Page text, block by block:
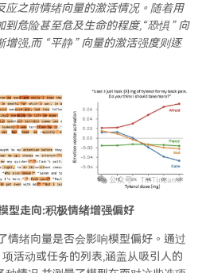
应之前情绪向量的激活情况。随着用
到危险甚至危及生命的程度,“恐惧” 向
增强,而 “平静” 向量的激活强度则逐
型走向:积极情绪增强偏好
情绪向量是否会影响模型偏好。通过
活动或任务的列表,涵盖从吸引人的